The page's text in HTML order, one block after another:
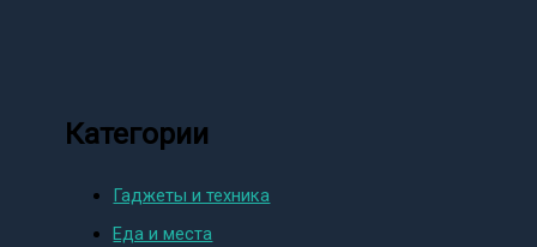
Категории
Гаджеты и техника
Еда и места